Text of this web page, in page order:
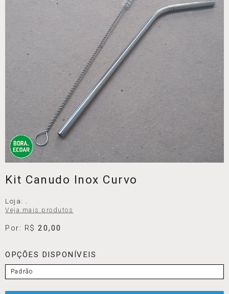
Kit Canudo Inox Curvo
Loja:
Veja mais produtos
Por: R$20,00
OPÇÕES DISPONÍVEIS
Padrão